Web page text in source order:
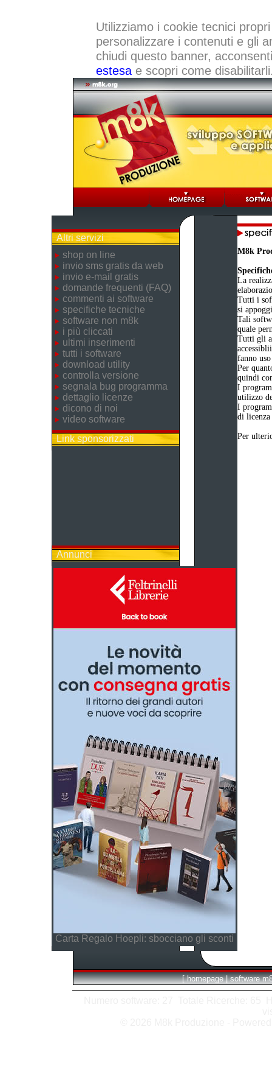
Utilizziamo i cookie tecnici
personalizzare i contenuti e gli
chiudi questo banner,
estesae scopri come
Altri servizi
shop on line
invio sms gratis da web
invio e-mail gratis
domande frequenti (FAQ)
commenti ai software
specifiche tecniche
software non m8k
i più cliccati
ultimi inserimenti
tutti i software
download utility
controlla versione
segnala bug programma
dettaglio licenze
dicono di noi
video software
Link sponsorizzati
Annunci
Carta Regalo Hoepli: sbocciano gli sconti
M8k
La
Tutti i
si
Tali
quale
Tutti gli
fanno uso
Per
quindi
I
utilizzo
I
di licenza
Per
[ homepage | software